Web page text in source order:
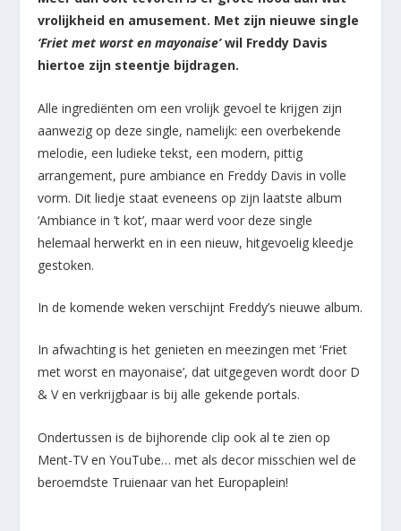
vrolijkheid en amusement. Met zijn nieuwe single
‘Friet met worst en mayonaise’wil Freddy Davis
hiertoe zijn steentje bijdragen.
Alle ingrediënten om een vrolijk gevoel te krijgen zijn
aanwezig op deze single, namelijk: een overbekende
melodie, een ludieke tekst, een modern, pittig
arrangement, pure ambiance en Freddy Davis in volle
vorm. Dit liedje staat eveneens op zijn laatste album
‘Ambiance in ’t kot’, maar werd voor deze single
helemaal herwerkt en in een nieuw, hitgevoelig kleedje
gestoken.
In de komende weken verschijnt Freddy’s nieuwe album.
In afwachting is het genieten en meezingen met ‘Friet
met worst en mayonaise’, dat uitgegeven wordt door D
& V en verkrijgbaar is bij alle gekende portals.
Ondertussen is de bijhorende clip ook al te zien op
Ment-TV en YouTube… met als decor misschien wel de
beroemdste Truienaar van het Europaplein!